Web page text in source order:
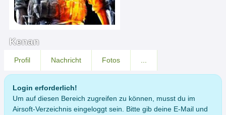
Kenan
Profil Nachricht Fotos
Login erforderlich!
Um auf diesen Bereich zugreifen zu können, musst du im
Airsoft-Verzeichnis eingeloggt sein. Bitte gib deine E-Mail und